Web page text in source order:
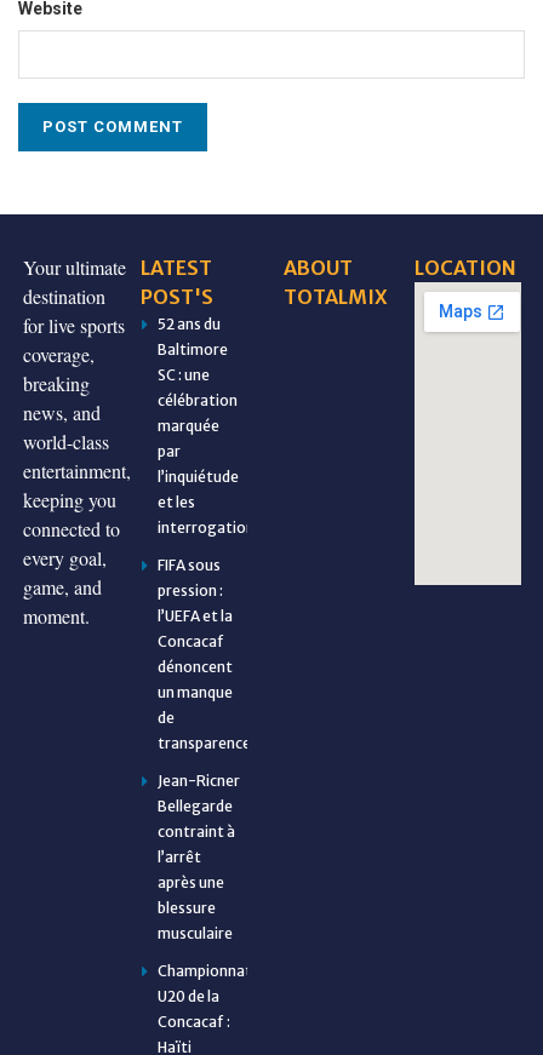
Website
Your ultimate
destination
for live sports
coverage,
breaking
news, and
world-class
entertainment,
keeping you
connected to
every goal,
game, and
moment.
LATEST
POST'S
52 ans du
Baltimore
SC : une
célébration
marquée
par
l’inquiétude
et les
interrogations
FIFA sous
pression :
l’UEFA et la
Concacaf
dénoncent
un manque
de
transparence
Jean-Ricner
Bellegarde
contraint à
l’arrêt
après une
blessure
musculaire
Championnat
U20 de la
Concacaf :
Haïti
ABOUT
TOTALMIX
LOCATION